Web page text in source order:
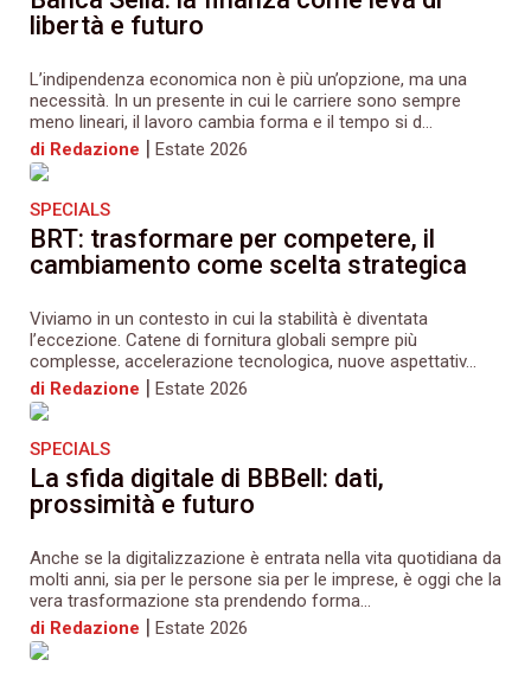
libertà e futuro
L’indipendenza economica non è più un’opzione, ma una
necessità. In un presente in cui le carriere sono sempre
meno lineari, il lavoro cambia forma e il tempo si d...
di Redazione | Estate 2026
SPECIALS
BRT: trasformare per competere, il
cambiamento come scelta strategica
Viviamo in un contesto in cui la stabilità è diventata
l’eccezione. Catene di fornitura globali sempre più
complesse, accelerazione tecnologica, nuove aspettativ...
di Redazione | Estate 2026
SPECIALS
La sfida digitale di BBBell: dati,
prossimità e futuro
Anche se la digitalizzazione è entrata nella vita quotidiana da
molti anni, sia per le persone sia per le imprese, è oggi che la
vera trasformazione sta prendendo forma...
di Redazione | Estate 2026